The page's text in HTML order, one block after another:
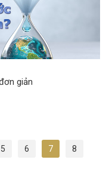
giản
5 6 7
8